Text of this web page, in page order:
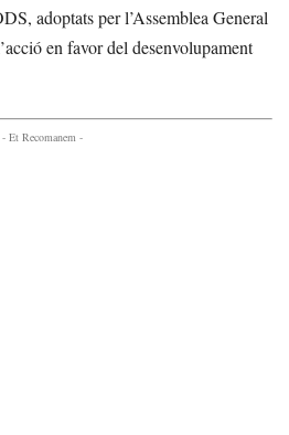
adoptats per l’Assemblea General
en favor del desenvolupament
- Et Recomanem -